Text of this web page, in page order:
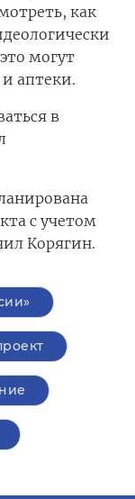
как
могут
аптеки.
в
с учетом
Корягин.